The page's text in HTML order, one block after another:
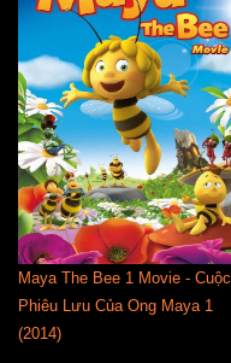
Maya The Bee 1 Movie - Cuộc
Phiêu Lưu Của Ong Maya 1
(2014)